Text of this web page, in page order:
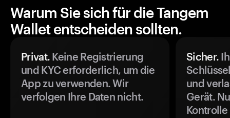
Warum Sie sich für die Tangem
Wallet entscheiden sollten.
Privat. Keine Registrierung
und KYC erforderlich, um die
App zu verwenden. Wir
verfolgen Ihre Daten nicht.
Sicher.
und
Gerät.